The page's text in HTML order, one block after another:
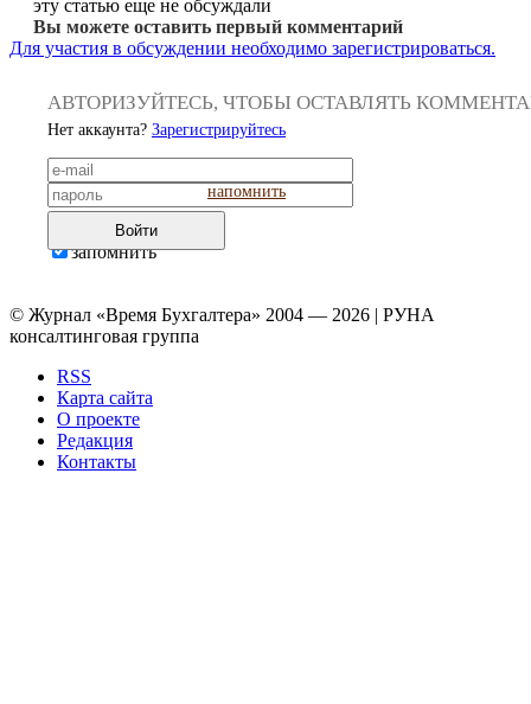
эту статью еще не обсуждали
Вы можете оставить первый комментарий
Для участия в обсуждении необходимо зарегистрироваться.
АВТОРИЗУЙТЕСЬ, ЧТОБЫ ОСТАВЛЯТЬ
Нет аккаунта? Зарегистрируйтесь
напомнить
Войти
запомнить
© Журнал «Время Бухгалтера» 2004 — 2026 | РУНА
консалтинговая группа
RSS
Карта сайта
О проекте
Редакция
Контакты